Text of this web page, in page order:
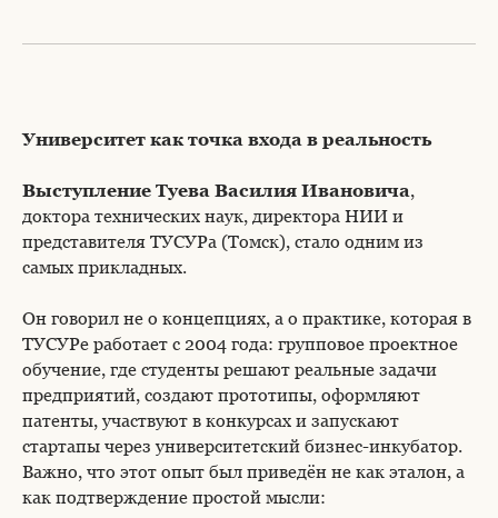
Университет как точка входа в реальность
Выступление Туева Василия Ивановича,
доктора технических наук, директора НИИ и
представителя ТУСУРа (Томск), стало одним из
самых прикладных.
Он говорил не о концепциях, а о практике, которая в
ТУСУРе работает с 2004 года: групповое проектное
обучение, где студенты решают реальные задачи
предприятий, создают прототипы, оформляют
патенты, участвуют в конкурсах и запускают
стартапы через университетский бизнес-инкубатор.
Важно, что этот опыт был приведён не как эталон, а
как подтверждение простой мысли: